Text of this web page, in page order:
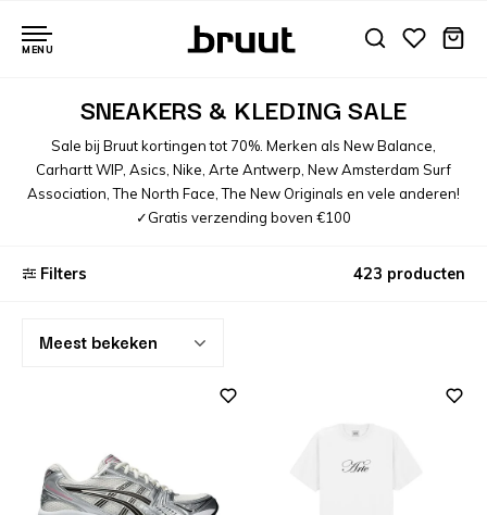
MENU
SNEAKERS & KLEDING SALE
Sale bij Bruut kortingen tot 70%. Merken als New Balance,
Carhartt WIP, Asics, Nike, Arte Antwerp, New Amsterdam Surf
Association, The North Face, The New Originals en vele anderen!
✓Gratis verzending boven €100
Filters 423 producten
Meest bekeken